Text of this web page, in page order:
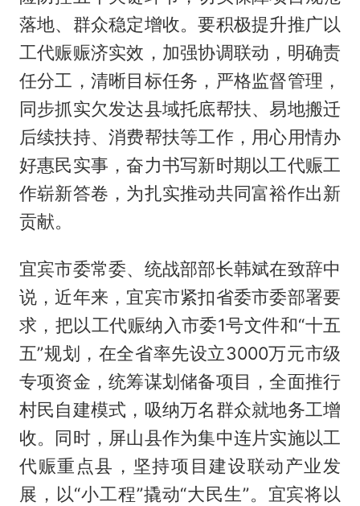
落地、群众稳定增收。要积极提升推广以
工代赈赈济实效，加强协调联动，明确责
任分工，清晰目标任务，严格监督管理，
同步抓实欠发达县域托底帮扶、易地搬迁
后续扶持、消费帮扶等工作，用心用情办
好惠民实事，奋力书写新时期以工代赈工
作崭新答卷，为扎实推动共同富裕作出新
贡献。
宜宾市委常委、统战部部长韩斌在致辞中
说，近年来，宜宾市紧扣省委市委部署要
求，把以工代赈纳入市委1号文件和“十五
五”规划，在全省率先设立3000万元市级
专项资金，统筹谋划储备项目，全面推行
村民自建模式，吸纳万名群众就地务工增
收。同时，屏山县作为集中连片实施以工
代赈重点县，坚持项目建设联动产业发
展，以“小工程”撬动“大民生”。宜宾将以